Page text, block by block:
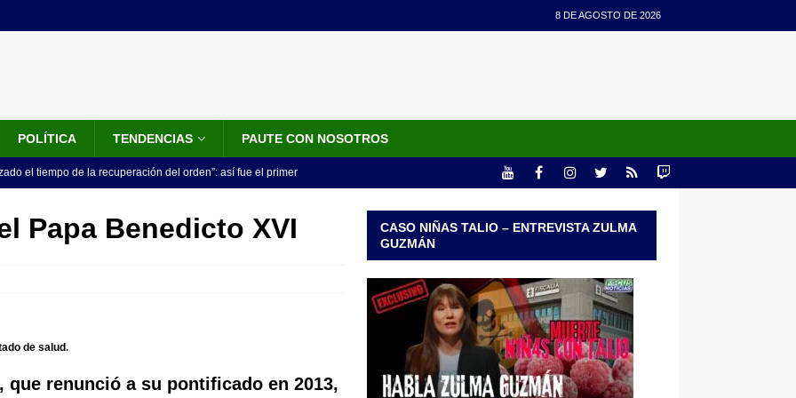
8 DE AGOSTO DE 2026
POLÍTICA TENDENCIAS PAUTE CON NOSOTROS
el tiempo de la recuperación del orden”: así fue el primer
la Espriella ya es presidente de Colombia: recibió la banda
no asistirá a la posesión de Abelardo de la Espriella y llama a
LO ÚLTIMO
Papa Benedicto XVI
de salud.
, que renunció a su pontificado en 2013,
CASO NIÑAS TALIO – ENTREVISTA ZULMA
GUZMÁN